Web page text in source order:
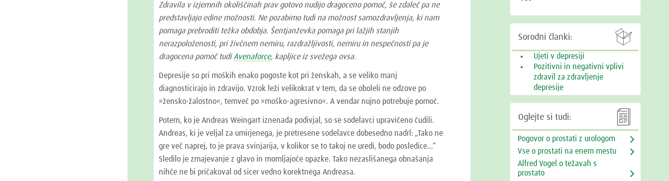
Zdravila v izjemnih okoliščinah prav gotovo nudijo dragoceno pomoč, še zdaleč pa ne
predstavljajo edine možnosti. Ne pozabimo tudi na možnost samozdravljenja, ki nam
pomaga prebroditi težka obdobja. Šentjanževka pomaga pri lažjih stanjih
nerazpoloženosti, pri živčnem nemiru, razdražljivosti, nemiru in nespečnosti pa je
dragocena pomoč tudiAvenaforce, kapljice iz svežega ovsa.
Depresije so pri moških enako pogoste kot pri ženskah, a se veliko manj
diagnosticirajo in zdravijo. Vzrok leži velikokrat v tem, da se oboleli ne odzove po
»žensko-žalostno«, temveč po »moško-agresivno«. A vendar nujno potrebuje pomoč.
Potem, ko je Andreas Weingart iznenada podivjal, so se sodelavci upravičeno čudili.
Andreas, ki je veljal za umirjenega, je pretresene sodelavce dobesedno nadrl: „Tako ne
gre več naprej, to je prava svinjarija, v kolikor se to takoj ne uredi, bodo posledice...“
Sledilo je zmajevanje z glavo in momljajoče opazke. Tako nezaslišanega obnašanja
nihče ne bi pričakoval od sicer vedno korektnega Andreasa.

Sorodni članki:
Ujeti v depresiji
Pozitivni in negativni vplivi
zdravil za zdravljenje
depresije

Oglejte si tudi:
Pogovor o prostati z urologom
Vse o prostati na enem mestu
Alfred Vogel o težavah s
prostato